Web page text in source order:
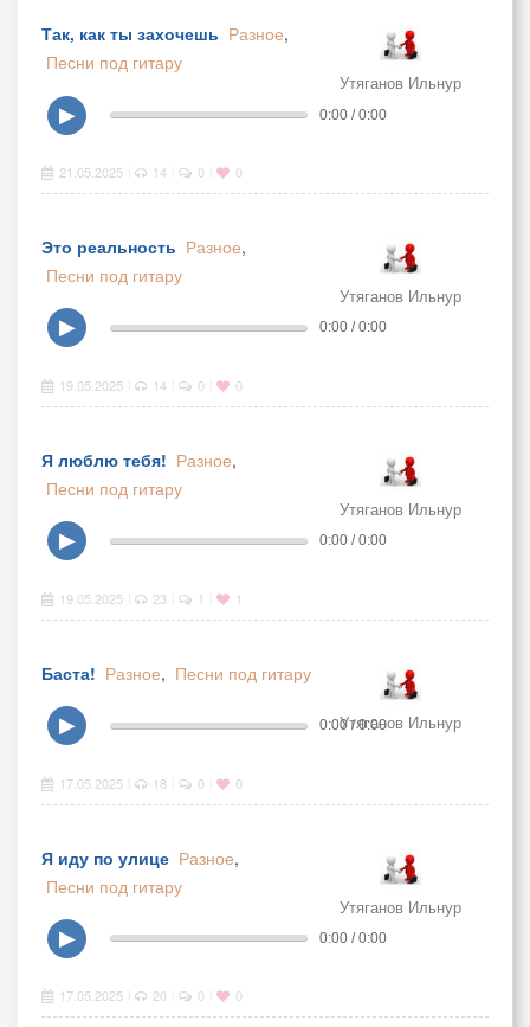
Так, как ты захочешь Разное,
Песни под гитару
Утяганов Ильнур
▶ 0:00 / 0:00
21.05.2025 14 0 0
Это реальность Разное,
Песни под гитару
Утяганов Ильнур
▶ 0:00 / 0:00
19.05.2025 14 0 0
Я люблю тебя! Разное,
Песни под гитару
Утяганов Ильнур
▶ 0:00 / 0:00
19.05.2025 23 1 1
Баста! Разное, Песни под гитару
Утяганов Ильнур
▶ 0:00 / 0:00
17.05.2025 18 0 0
Я иду по улице Разное,
Песни под гитару
Утяганов Ильнур
▶ 0:00 / 0:00
17.05.2025 20 0 0